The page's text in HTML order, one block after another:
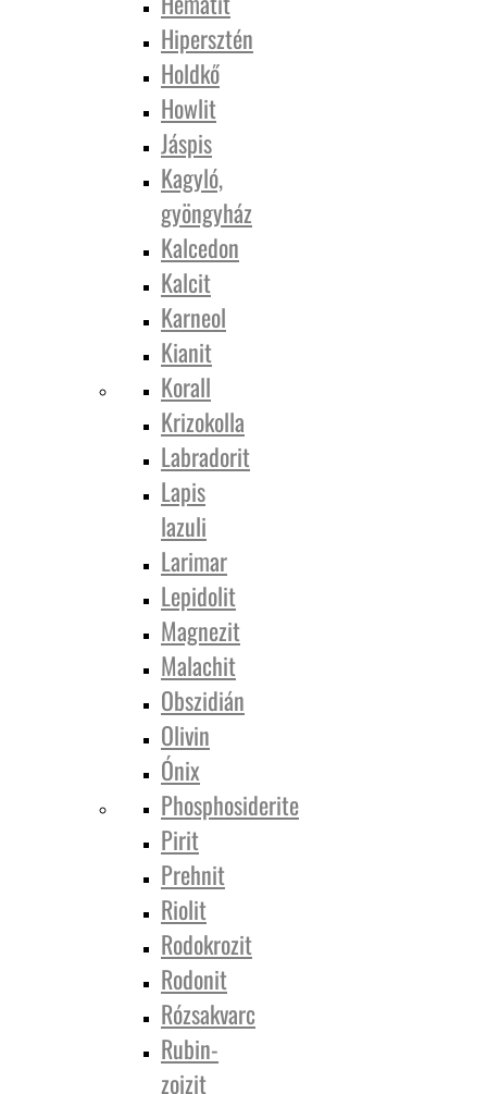
Hipersztén
Holdkő
Howlit
Jáspis
Kagyló,
gyöngyház
Kalcedon
Kalcit
Karneol
Kianit
Korall
Krizokolla
Labradorit
Lapis
lazuli
Larimar
Lepidolit
Magnezit
Malachit
Obszidián
Olivin
Ónix
Phosphosiderite
Pirit
Prehnit
Riolit
Rodokrozit
Rodonit
Rózsakvarc
Rubin-
zoizit